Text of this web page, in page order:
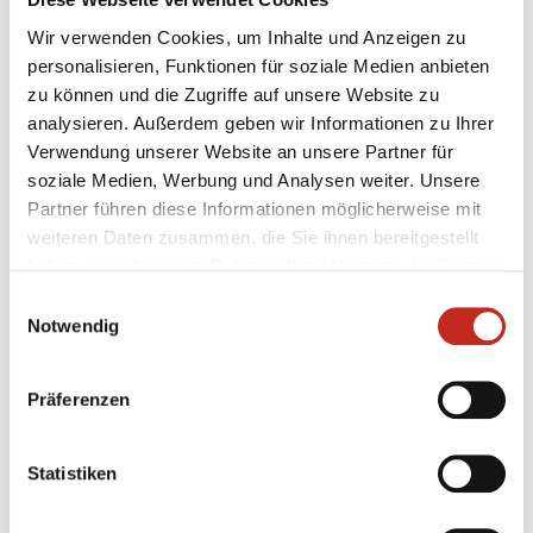
Wir verwenden Cookies, um Inhalte und Anzeigen zu
personalisieren, Funktionen für soziale Medien anbieten
zu können und die Zugriffe auf unsere Website zu
analysieren. Außerdem geben wir Informationen zu Ihrer
Verwendung unserer Website an unsere Partner für
soziale Medien, Werbung und Analysen weiter. Unsere
Partner führen diese Informationen möglicherweise mit
weiteren Daten zusammen, die Sie ihnen bereitgestellt
Notwendig
Präferenzen
Statistiken
den endgültigen Abschluss der B&O-Grundschulliga
bietet", so Lüdke im Vorfeld der Finaltage. Natürlich ist
auch Fuchsi an beiden Tagen vor Ort und wird die
Kids während und zwischen den Spielen immer
wieder anfeuern und motivieren.
Weitere News